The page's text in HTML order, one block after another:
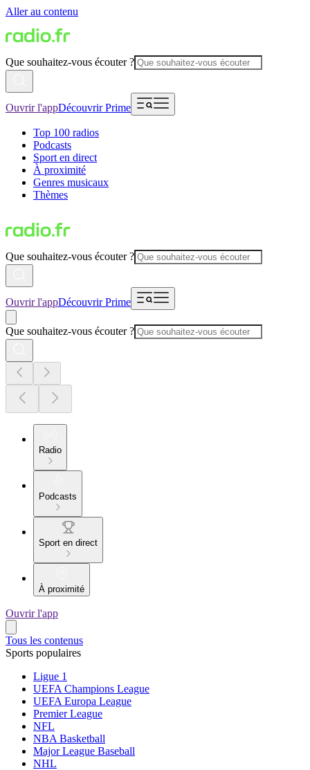
Aller au contenu
Que souhaitez-vous écouter ?
Ouvrir l'appDécouvrir Prime
Top 100 radios
Podcasts
Sport en direct
À proximité
Genres musicaux
Thèmes
Que souhaitez-vous écouter ?
Ouvrir l'appDécouvrir Prime
Que souhaitez-vous écouter ?
Radio
Podcasts
Sport en direct
À proximité
Ouvrir l'app
Tous les contenus
Sports populaires
Ligue 1
UEFA Champions League
UEFA Europa League
Premier League
NFL
NBA Basketball
Major League Baseball
NHL